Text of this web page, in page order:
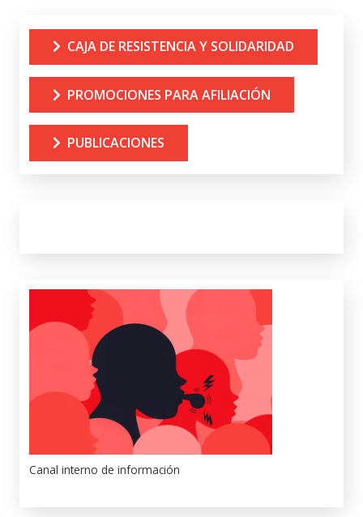
CAJA DE RESISTENCIA Y SOLIDARIDAD
PROMOCIONES PARA AFILIACIÓN
PUBLICACIONES
Canal interno de información